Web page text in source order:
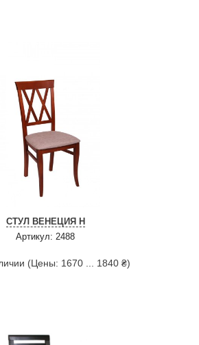
СТУЛ ВЕНЕЦИЯ Н
Артикул: 2488
(Цены: 1670 ... 1840 ₴)